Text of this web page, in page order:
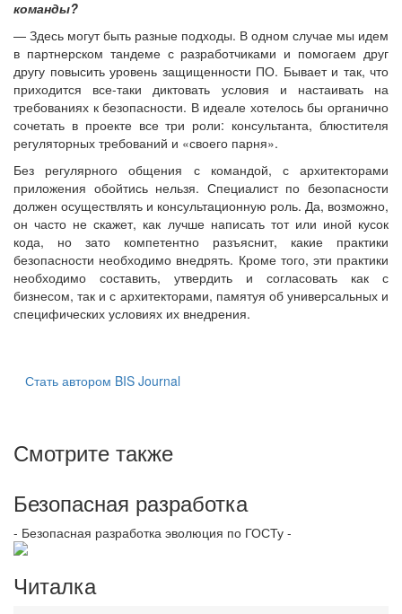
команды?
— Здесь могут быть разные подходы. В одном случае мы идем
в партнерском тандеме с разработчиками и помогаем друг
другу повысить уровень защищенности ПО. Бывает и так, что
приходится все-таки диктовать условия и настаивать на
требованиях к безопасности. В идеале хотелось бы органично
сочетать в проекте все три роли: консультанта, блюстителя
регуляторных требований и «своего парня».
Без регулярного общения с командой, с архитекторами
приложения обойтись нельзя. Специалист по безопасности
должен осуществлять и консультационную роль. Да, возможно,
он часто не скажет, как лучше написать тот или иной кусок
кода, но зато компетентно разъяснит, какие практики
безопасности необходимо внедрять. Кроме того, эти практики
необходимо составить, утвердить и согласовать как с
бизнесом, так и с архитекторами, памятуя об универсальных и
специфических условиях их внедрения.
Стать автором BIS Journal
Смотрите также
Безопасная разработка
- Безопасная разработка эволюция по ГОСТу -
Читалка